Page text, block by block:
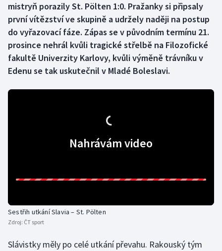
Box
Curling
Dostihy
Judo
Krasobruslení
mistryň porazily St. Pölten 1:0. Pražanky si připsaly
první vítězství ve skupině a udržely naději na postup
do vyřazovací fáze. Zápas se v původním termínu 21.
prosince nehrál kvůli tragické střelbě na Filozofické
fakultě Univerzity Karlovy, kvůli výměně trávníku v
Edenu se tak uskutečnil v Mladé Boleslavi.
Nahrávám video
Sestřih utkání Slavia – St. Pölten
Zdroj: ČT sport
Slávistky měly po celé utkání převahu. Rakouský tým